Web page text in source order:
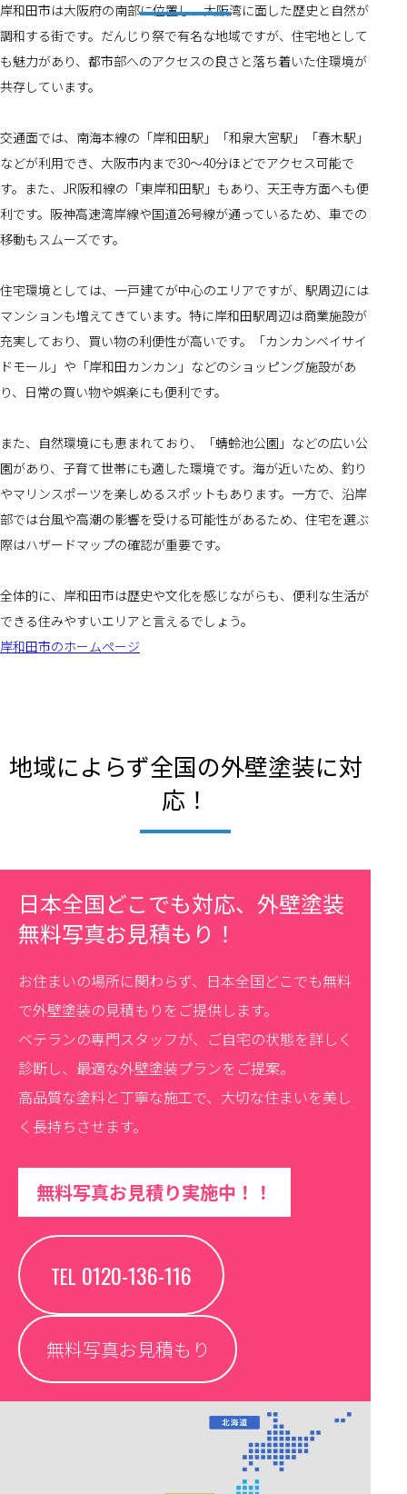
岸和田市は大阪府の南部に位置し、大阪湾に面した歴史と自然が
調和する街です。だんじり祭で有名な地域ですが、住宅地として
も魅力があり、都市部へのアクセスの良さと落ち着いた住環境が
共存しています。
交通面では、南海本線の「岸和田駅」「和泉大宮駅」「春木駅」
などが利用でき、大阪市内まで30〜40分ほどでアクセス可能で
す。また、JR阪和線の「東岸和田駅」もあり、天王寺方面へも便
利です。阪神高速湾岸線や国道26号線が通っているため、車での
移動もスムーズです。
住宅環境としては、一戸建てが中心のエリアですが、駅周辺には
マンションも増えてきています。特に岸和田駅周辺は商業施設が
充実しており、買い物の利便性が高いです。「カンカンベイサイ
ドモール」や「岸和田カンカン」などのショッピング施設があ
り、日常の買い物や娯楽にも便利です。
また、自然環境にも恵まれており、「蜻蛉池公園」などの広い公
園があり、子育て世帯にも適した環境です。海が近いため、釣り
やマリンスポーツを楽しめるスポットもあります。一方で、沿岸
部では台風や高潮の影響を受ける可能性があるため、住宅を選ぶ
際はハザードマップの確認が重要です。
全体的に、岸和田市は歴史や文化を感じながらも、便利な生活が
できる住みやすいエリアと言えるでしょう。
岸和田市のホームページ
地域によらず全国の外壁塗装に対
応！
日本全国どこでも対応、外壁塗装
無料写真お見積もり！
お住まいの場所に関わらず、日本全国どこでも無料
で外壁塗装の見積もりをご提供します。
ベテランの専門スタッフが、ご自宅の状態を詳しく
診断し、最適な外壁塗装プランをご提案。
高品質な塗料と丁寧な施工で、大切な住まいを美し
く長持ちさせます。
無料写真お見積り実施中！！
TEL 0120-136-116
無料写真お見積もり